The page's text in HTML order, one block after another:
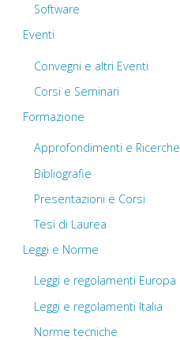
Software
Eventi
Convegni e altri Eventi
Corsi e Seminari
Formazione
Approfondimenti e Ricerche
Bibliografie
Presentazioni e Corsi
Tesi di Laurea
Leggi e Norme
Leggi e regolamenti Europa
Leggi e regolamenti Italia
Norme tecniche